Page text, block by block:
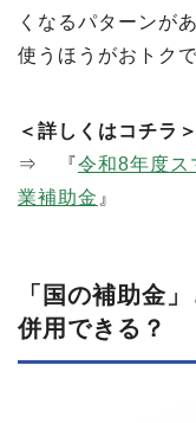
くなるパターンが
使うほうがおトクで
＜詳しくはコチラ＞
⇒ 『令和8年度ス
業補助金 』
「国の​補助金
併用できる？